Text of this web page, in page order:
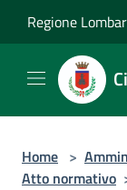
Regione
Home >
Atto normativo